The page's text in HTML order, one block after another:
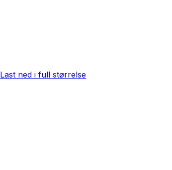
Last ned i full størrelse